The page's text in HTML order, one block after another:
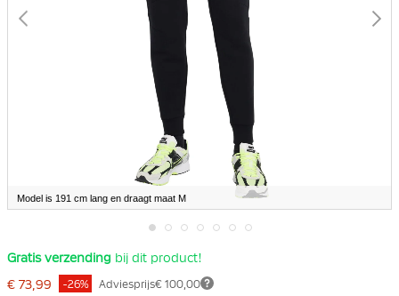
Model is 191 cm lang en draagt maat M
naar
begin
Gratis verzending bij dit product!
€ 73,99
Adviesprijs€ 100,00
-26%